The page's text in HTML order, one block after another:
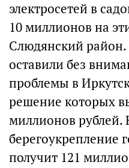
электросетей в
10 миллионов на
Слюдянский
оставили без
проблемы в
решение которых
миллионов рублей.
берегоукрепление
получит 121